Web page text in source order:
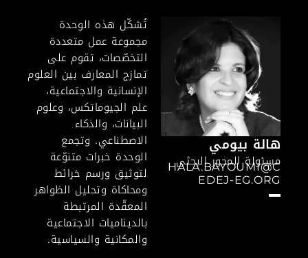
هالة بيومي
مسئولة المحور البحثي
HALA.BAYOUMI@C
EDEJ-EG.ORG
تُشكّل هذه الوحدة
مجموعة عمل متعددة
التخصّصات، تقوم على
تمازج المعارف بين العلوم
الإنسانية والاجتماعية،
علم الجيوماتكس، وعلوم
البيانات، والذكاء
الاصطناعي. وتجمع
الوحدة خبرات متنوّعة
لتوثيق ورسم خرائط
ومحاكاة وتحليل الظواهر
المعقّدة المرتبطة
بالديناميات الاجتماعية
والمكانية والسياسية.